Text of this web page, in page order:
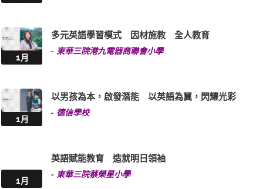
1月
多元英語學習模式 因材施教 全人教育
- 東華三院港九電器商聯會小學
1月
以男孩為本，啟發潛能 以英語為翼，閃耀光彩
- 德信學校
1月
英語賦能教育 造就明日領袖
- 東華三院蔡榮星小學